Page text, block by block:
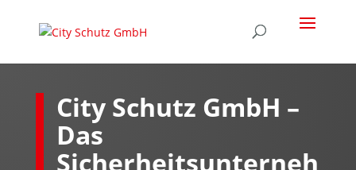
City Schutz GmbH –
Das
Sicherheitsunterneh